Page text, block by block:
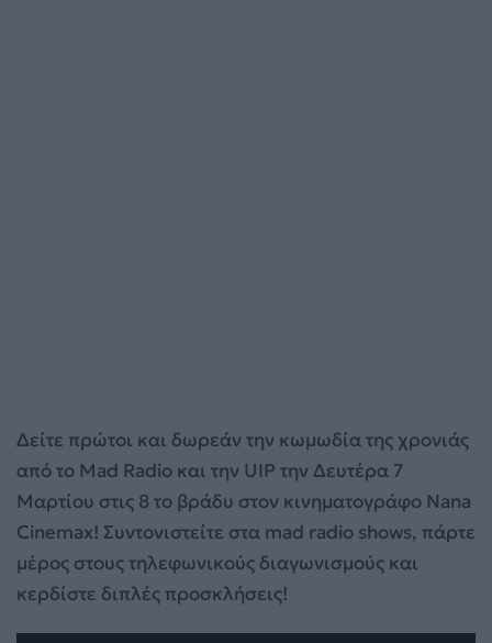
Δείτε πρώτοι και δωρεάν την κωμωδία της χρονιάς
από το Mad Radio και την UIP την Δευτέρα 7
Μαρτίου στις 8 το βράδυ στον κινηματογράφο Nana
Cinemax! Συντονιστείτε στα mad radio shows, πάρτε
μέρος στους τηλεφωνικούς διαγωνισμούς και
κερδίστε διπλές προσκλήσεις!